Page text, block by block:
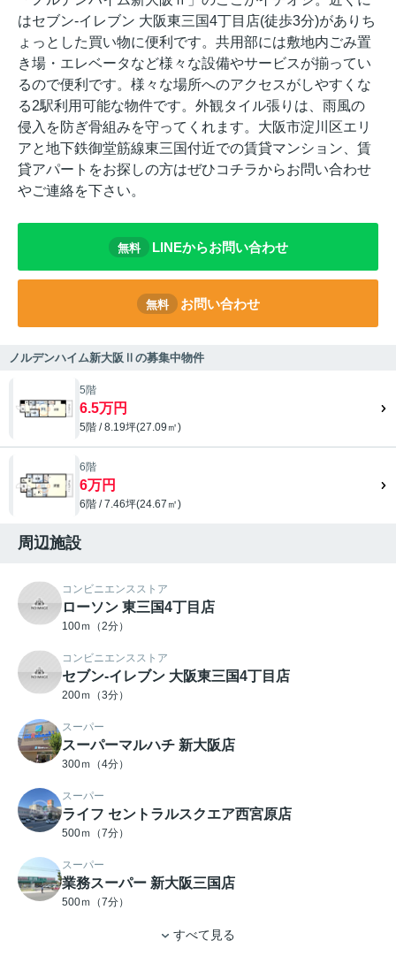
はセブン-イレブン 大阪東三国4丁目店(徒歩3分)がありち
ょっとした買い物に便利です。共用部には敷地内ごみ置
き場・エレベータなど様々な設備やサービスが揃ってい
るので便利です。様々な場所へのアクセスがしやすくな
る2駅利用可能な物件です。外観タイル張りは、雨風の
侵入を防ぎ骨組みを守ってくれます。大阪市淀川区エリ
アと地下鉄御堂筋線東三国付近での賃貸マンション、賃
貸アパートをお探しの方はぜひコチラからお問い合わせ
やご連絡を下さい。
無料 LINEからお問い合わせ
無料 お問い合わせ
ノルデンハイム新大阪Ⅱの募集中物件
5階
6.5万円
5階 / 8.19坪(27.09㎡)
6階
6万円
6階 / 7.46坪(24.67㎡)
周辺施設
コンビニエンスストア
ローソン 東三国4丁目店
100ｍ（2分）
コンビニエンスストア
セブン-イレブン 大阪東三国4丁目店
200ｍ（3分）
スーパー
スーパーマルハチ 新大阪店
300ｍ（4分）
スーパー
ライフ セントラルスクエア西宮原店
500ｍ（7分）
スーパー
業務スーパー 新大阪三国店
500ｍ（7分）
すべて見る